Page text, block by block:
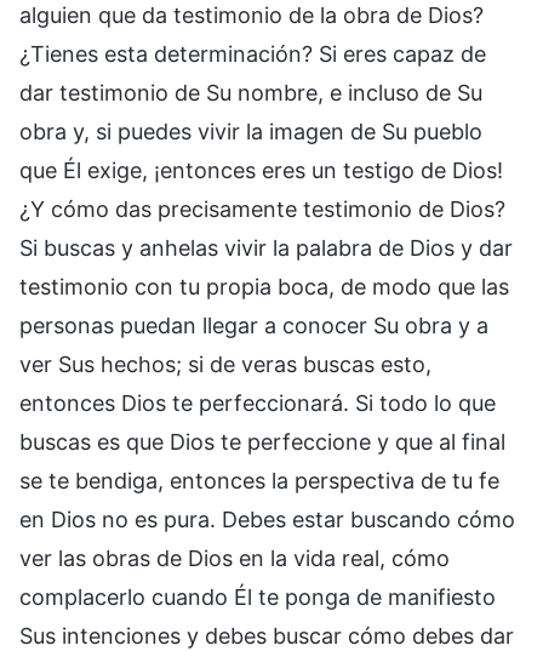
alguien que da testimonio de la obra de Dios?
¿Tienes esta determinación? Si eres capaz de
dar testimonio de Su nombre, e incluso de Su
obra y, si puedes vivir la imagen de Su pueblo
que Él exige, ¡entonces eres un testigo de Dios!
¿Y cómo das precisamente testimonio de Dios?
Si buscas y anhelas vivir la palabra de Dios y dar
testimonio con tu propia boca, de modo que las
personas puedan llegar a conocer Su obra y a
ver Sus hechos; si de veras buscas esto,
entonces Dios te perfeccionará. Si todo lo que
buscas es que Dios te perfeccione y que al final
se te bendiga, entonces la perspectiva de tu fe
en Dios no es pura. Debes estar buscando cómo
ver las obras de Dios en la vida real, cómo
complacerlo cuando Él te ponga de manifiesto
Sus intenciones y debes buscar cómo debes dar